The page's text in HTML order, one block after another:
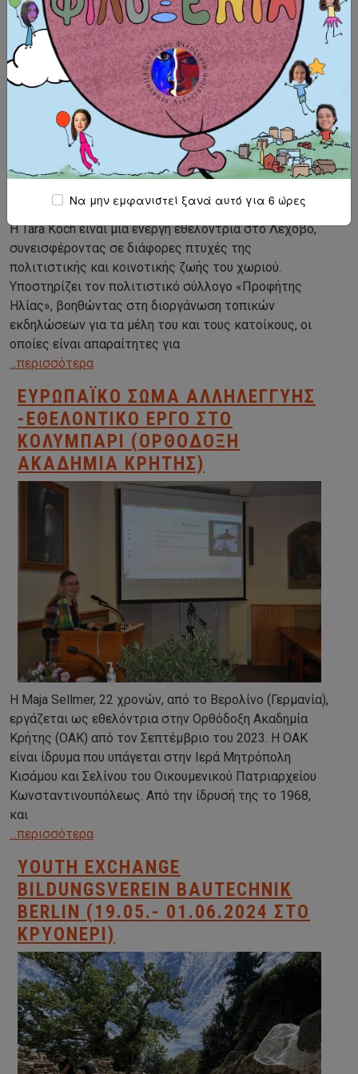
Η Tara Koch είναι μία ενεργή εθελόντρια στο Λέχοβο,
συνεισφέροντας σε διάφορες πτυχές της
πολιτιστικής και κοινοτικής ζωής του χωριού.
Υποστηρίζει τον πολιτιστικό σύλλογο «Προφήτης
Ηλίας», βοηθώντας στη διοργάνωση τοπικών
εκδηλώσεων για τα μέλη του και τους κατοίκους, οι
οποίες είναι απαραίτητες για
...περισσότερα
ΕΥΡΩΠΑΪΚΌ ΣΏΜΑ ΑΛΛΗΛΕΓΓΎΗΣ
-ΕΘΕΛΟΝΤΙΚΌ ΈΡΓΟ ΣΤΟ
ΚΟΛΥΜΠΆΡΙ (ΟΡΘΌΔΟΞΗ
ΑΚΑΔΗΜΊΑ ΚΡΉΤΗΣ)
Η Maja Sellmer, 22 χρονών, από το Βερολίνο (Γερμανία),
εργάζεται ως εθελόντρια στην Ορθόδοξη Ακαδημία
Κρήτης (ΟΑΚ) από τον Σεπτέμβριο του 2023. Η OAK
είναι ίδρυμα που υπάγεται στην Ιερά Μητρόπολη
Κισάμου και Σελίνου του Οικουμενικού Πατριαρχείου
Κωνσταντινουπόλεως. Από την ίδρυσή της το 1968,
και
...περισσότερα
YOUTH EXCHANGE
BILDUNGSVEREIN BAUTECHNIK
BERLIN (19.05.- 01.06.2024 ΣΤΟ
ΚΡΥΟΝΈΡΙ)
Να μην εμφανιστεί ξανά αυτό για 6 ώρες